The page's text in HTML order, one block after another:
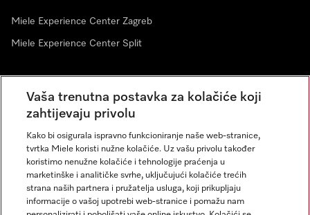
Miele Experience Center Zagreb
Miele Experience Center Split
Newsletter
Vaša trenutna postavka za kolačiće koji
zahtijevaju privolu
Kako bi osigurala ispravno funkcioniranje naše web-stranice,
tvrtka Miele koristi nužne kolačiće. Uz vašu privolu također
koristimo nenužne kolačiće i tehnologije praćenja u
marketinške i analitičke svrhe, uključujući kolačiće trećih
strana naših partnera i pružatelja usluga, koji prikupljaju
informacije o vašoj upotrebi web-stranice i pomažu nam